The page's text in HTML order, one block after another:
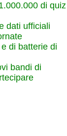
di quiz
dati ufficiali
di batterie di
bandi di